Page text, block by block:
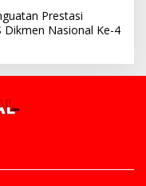
Prestasi
Dikmen Nasional Ke-4